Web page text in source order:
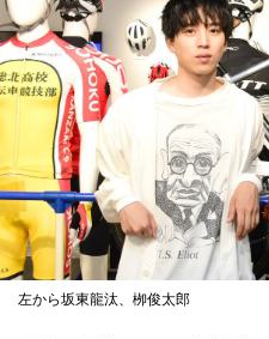
左から坂東龍汰、栁俊太郎